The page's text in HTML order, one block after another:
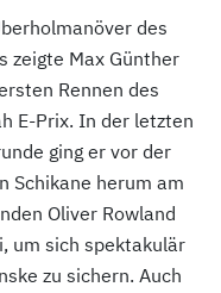
des
zeigte Max Günther
Rennen des
E-Prix. In der letzten
ging er vor der
Schikane herum am
Oliver Rowland
um sich spektakulär
zu sichern. Auch